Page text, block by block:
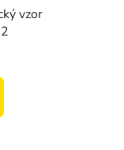
vzor